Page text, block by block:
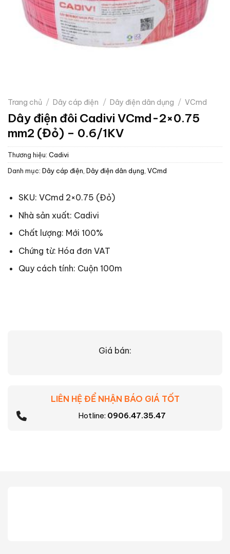
Trang chủ / Dây cáp điện / Dây điện dân dụng / VCmd
Dây điện đôi Cadivi VCmd-2×0.75
mm2 (Đỏ) – 0.6/1KV
Thương hiệu: Cadivi
Danh mục: Dây cáp điện Dây điện dân dụng VCmd
SKU: VCmd 2×0.75 (Đỏ)
Nhà sản xuất: Cadivi
Chất lượng: Mới 100%
Chứng từ: Hóa đơn VAT
Quy cách tính: Cuộn 100m
Giá bán:
LIÊN HỆ ĐỂ NHẬN BÁO GIÁ TỐT
Hotline: 0906.47.35.47